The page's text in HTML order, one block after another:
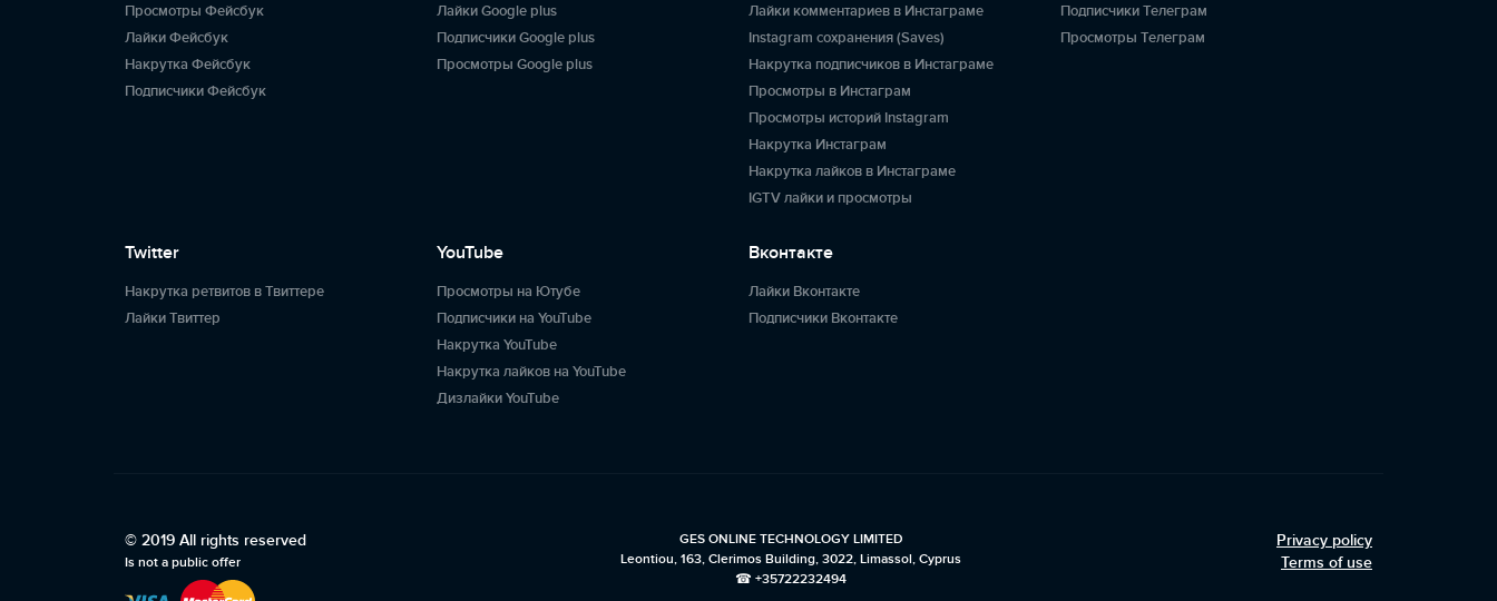
Просмотры Фейсбук
Лайки Фейсбук
Накрутка Фейсбук
Подписчики Фейсбук
Лайки Google plus
Подписчики Google plus
Просмотры Google plus
Лайки комментариев в Инстаграме
Instagram сохранения (Saves)
Накрутка подписчиков в Инстаграме
Просмотры в Инстаграм
Просмотры историй Instagram
Накрутка Инстаграм
Накрутка лайков в Инстаграме
IGTV лайки и просмотры
Подписчики Телеграм
Просмотры Телеграм
Twitter
Накрутка ретвитов в Твиттере
Лайки Твиттер
YouTube
Просмотры на Ютубе
Подписчики на YouTube
Накрутка YouTube
Накрутка лайков на YouTube
Дизлайки YouTube
Вконтакте
Лайки Вконтакте
Подписчики Вконтакте
© 2019 All rights reserved
Is not a public offer
GES ONLINE TECHNOLOGY LIMITED
Leontiou, 163, Clerimos Building, 3022, Limassol, Cyprus
☎ +35722232494
Privacy policy
Terms of use